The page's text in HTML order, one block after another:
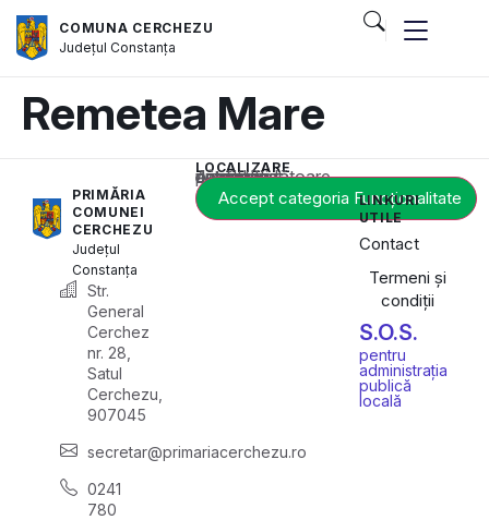
COMUNA CERCHEZU
JudețulConstanța
Remetea Mare
PRIMĂRIA
COMUNEI
CERCHEZU
Județul
Constanța
Str.
General
Cerchez
nr. 28,
Satul
Cerchezu,
907045
secretar@primariacerchezu.ro
0241
780
LOCALIZARE
Acest conținut este blocat până când acceptați categoria corespunzătoare de cookie-uri.
Accept categoria Funcționalitate
LINKURI
UTILE
Contact
Termeni și
condiții
S.O.S.
pentru
administrația
publică
locală